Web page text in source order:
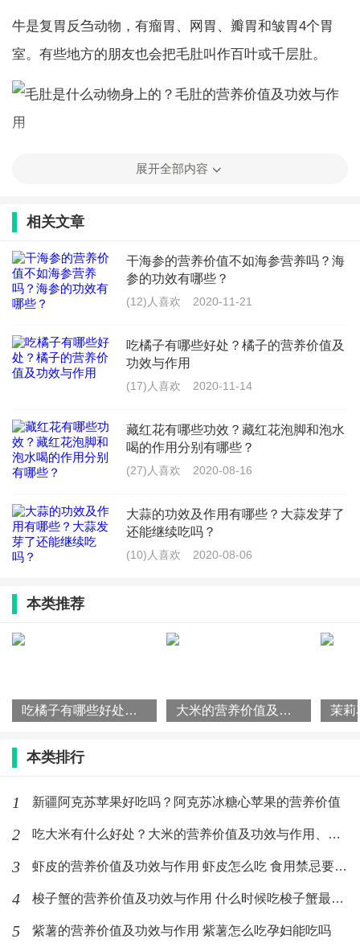
牛是复胃反刍动物，有瘤胃、网胃、瓣胃和皱胃4个胃
室。有些地方的朋友也会把毛肚叫作百叶或千层肚。
是反刍动物，与其他的家畜不同，最大的特点是有四个
胃，分别是瘤胃、网胃（蜂巢胃）、瓣胃（百叶胃，俗
称牛百叶）和皱胃。前3个胃里面没有胃腺，不分泌胃
液，统称为前胃。第四个胃有胃腺，能分泌消化液，与
猪和人的胃类似，所以也叫真胃。 牛百叶还分两种，吃
饲料长大的牛百叶发黑，吃粮食庄稼长大的牛百叶发
黄。毛肚不是植物，是指新鲜的牛百叶，表面是黑色
的；白色的牛百叶是漂过的，是冷冻食品。
毛肚的营养价值
能量72千卡蛋白质14.5克脂肪1.6克胆固醇104毫克维生
素A2微克硫胺素0.03毫克核黄素0.13毫克烟酸2.5毫克维
锰0.21毫克。
牛毛肚性平、味甘，归脾、胃经；有补虚、益脾胃的作
目》：补中益气，解毒，善脾胃。《本草蒙荃》：“健脾
胃，免饮积食伤”。
尼克酸等，具有补益脾胃，补气养血，补虚益精、消
展开全部内容
相关文章
干海参的营养价值不如海参营养吗？海
参的功效有哪些？
(12)人喜欢 2020-11-21
吃橘子有哪些好处？橘子的营养价值及
功效与作用
(17)人喜欢 2020-11-14
藏红花有哪些功效？藏红花泡脚和泡水
喝的作用分别有哪些？
(27)人喜欢 2020-08-16
大蒜的功效及作用有哪些？大蒜发芽了
还能继续吃吗？
(10)人喜欢 2020-08-06
本类推荐
吃橘子有哪些好处？橘子的营养价值及功效与作用 大米的营养价值及食用功效，大米在生活中有哪些作用？
本类排行
1 新疆阿克苏苹果好吃吗？阿克苏冰糖心苹果的营养价值
2 吃大米有什么好处？大米的营养价值及功效与作用、选购与保存
3 虾皮的营养价值及功效与作用 虾皮怎么吃 食用禁忌要注意
4 梭子蟹的营养价值及功效与作用 什么时候吃梭子蟹最肥美
5 紫薯的营养价值及功效与作用 紫薯怎么吃孕妇能吃吗